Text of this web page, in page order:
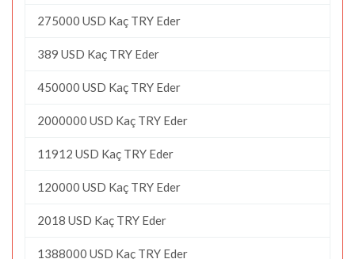
275000 USD Kaç TRY Eder
389 USD Kaç TRY Eder
450000 USD Kaç TRY Eder
2000000 USD Kaç TRY Eder
11912 USD Kaç TRY Eder
120000 USD Kaç TRY Eder
2018 USD Kaç TRY Eder
1388000 USD Kaç TRY Eder